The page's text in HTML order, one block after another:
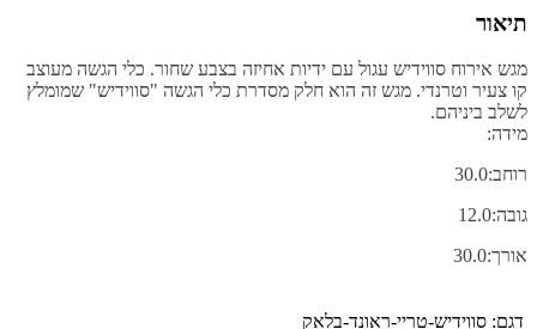
תיאור
מגש אירוח סווידיש עגול עם ידיות אחיזה בצבע שחור. כלי הגשה מעוצב
קו צעיר וטרנדי. מגש זה הוא חלק מסדרת כלי הגשה "סווידיש" שמומלץ
לשלב ביניהם.
מידה:
רוחב:30.0
גובה:12.0
אורך:30.0
דגם: סווידיש-טריי-ראונד-בלאק